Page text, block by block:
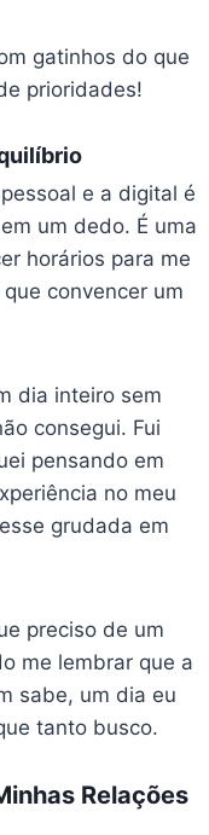
gatinhos do que
prioridades!
e a digital é
um dedo. É uma
horários para me
convencer um
dia inteiro sem
consegui. Fui
pensando em
no meu
grudada em
preciso de um
me lembrar que a
sabe, um dia eu
tanto busco.
Relações